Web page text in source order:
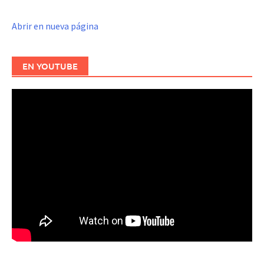
Abrir en nueva página
EN YOUTUBE